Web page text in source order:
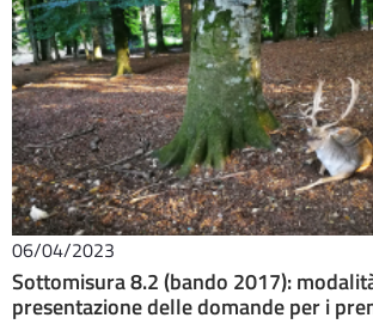
06/04/2023
Sottomisura 8.2 (bando 2017):
presentazione delle domande per i